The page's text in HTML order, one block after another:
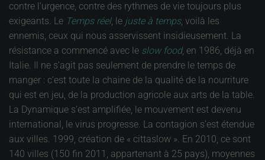
contre l’urgence, contre des rythmes de vie toujours plus
exigeants. Le Tempsréel, le juste à temps, voilà les
ennemis, ceux qui nous asservissent insidieusement. La
résistance a commencé avec le slow food, en 1986, déjà en
Italie. Il ne s’agit pas seulement de prendre le temps de
manger : c’est toute la chaine de la qualité de la nourriture
qui est en jeu, de la production agricole aux arts de la table.
La Dynamique s’est amplifiée, le mouvement est devenu
international, le virus progresse. La contagion s’est étendue
aux villes. 1999, création de « cittaslow ». En 2010, ce sont
140 villes (150 fin 2011, appartenant à 25 pays), moyennes